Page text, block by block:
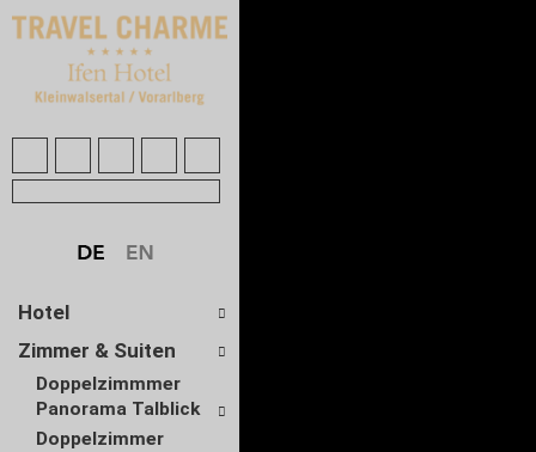
Hotel
Zimmer & Suiten
Doppelzimmmer
Panorama Talblick
Doppelzimmer